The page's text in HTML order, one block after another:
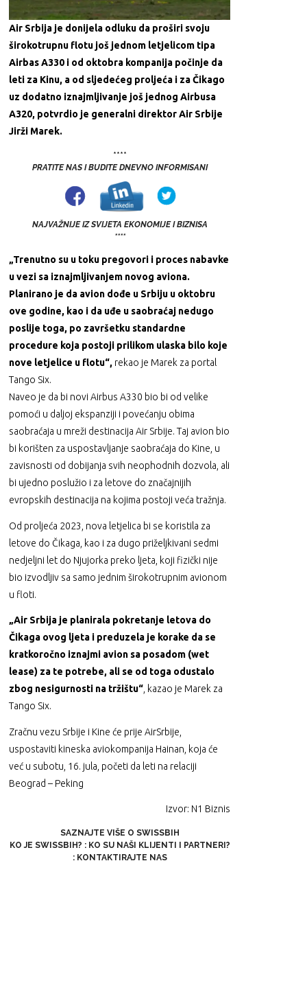
Air Srbija je donijela odluku da proširi svoju
širokotrupnu flotu još jednom letjelicom tipa
Airbas A330 i od oktobra kompanija počinje da
leti za Kinu, a od sljedećeg proljeća i za Čikago
uz dodatno iznajmljivanje još jednog Airbusa
A320, potvrdio je generalni direktor Air Srbije
Jirži Marek.
****
PRATITE NAS I BUDITE DNEVNO INFORMISANI
NAJVAŽNIJE IZ SVIJETA EKONOMIJE I BIZNISA
****
„Trenutno su u toku pregovori i proces nabavke
u vezi sa iznajmljivanjem novog aviona.
Planirano je da avion dođe u Srbiju u oktobru
ove godine, kao i da uđe u saobraćaj nedugo
poslije toga, po završetku standardne
procedure koja postoji prilikom ulaska bilo koje
nove letjelice u flotu“, rekao je Marek za portal
Tango Six.
Naveo je da bi novi Airbus A330 bio bi od velike
pomoći u daljoj ekspanziji i povećanju obima
saobraćaja u mreži destinacija Air Srbije. Taj avion bio
bi korišten za uspostavljanje saobraćaja do Kine, u
zavisnosti od dobijanja svih neophodnih dozvola, ali
bi ujedno poslužio i za letove do značajnijih
evropskih destinacija na kojima postoji veća tražnja.
Od proljeća 2023, nova letjelica bi se koristila za
letove do Čikaga, kao i za dugo priželjkivani sedmi
nedjeljni let do Njujorka preko ljeta, koji fizički nije
bio izvodljiv sa samo jednim širokotrupnim avionom
u floti.
„Air Srbija je planirala pokretanje letova do
Čikaga ovog ljeta i preduzela je korake da se
kratkoročno iznajmi avion sa posadom (wet
lease) za te potrebe, ali se od toga odustalo
zbog nesigurnosti na tržištu“, kazao je Marek za
Tango Six.
Zračnu vezu Srbije i Kine će prije AirSrbije,
uspostaviti kineska aviokompanija Hainan, koja će
već u subotu, 16. jula, početi da leti na relaciji
Beograd – Peking
Izvor: N1 Biznis
SAZNAJTE VIŠE O SWISSBIH
KO JE SWISSBIH? : KO SU NAŠI KLIJENTI I PARTNERI?
: KONTAKTIRAJTE NAS